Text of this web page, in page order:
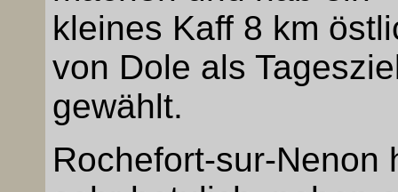
kleines Kaff 8 km
von Dole als
gewählt.
Rochefort-sur-Nenon